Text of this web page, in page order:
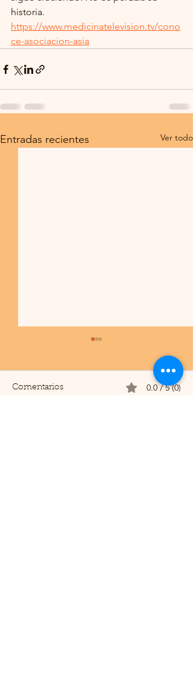
historia.
https://www.medicinatelevision.tv/cono
ce-asociacion-asia
Entradas recientes Ver todo
Comentarios 0.0 / 5 (0)